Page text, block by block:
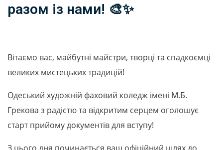
разом із нами! 🎨✨
Вітаємо вас, майбутні майстри, творці та спадкоємці
великих мистецьких традицій!
Одеський художній фаховий коледж імені М.Б.
Грекова з радістю та відкритим серцем оголошує
старт прийому документів для вступу!